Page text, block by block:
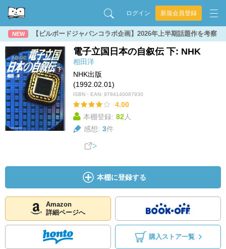
ログイン 新規会員登録
NEW 【ビルボードジャパンコラボ企画】2026年上半期話題作を考察
電子立国日本の自叙伝 下: NHK
相田洋
NHK出版
(1992.02.01)
ISBN・EAN: 9784140087930
4.00
本棚登録: 82人
感想: 3件
本棚に登録する
Amazon
詳細ページへ
購入ストア一覧